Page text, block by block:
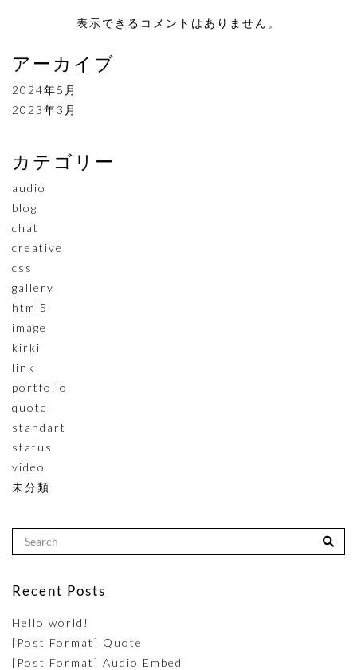
表示できるコメントはありません。
アーカイブ
2024年5月
2023年3月
カテゴリー
audio
blog
chat
creative
css
gallery
html5
image
kirki
link
portfolio
quote
standart
status
video
未分類
Recent Posts
Hello world!
[Post Format] Quote
[Post Format] Audio Embed